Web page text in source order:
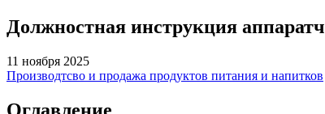
Должностная инструкция
11 ноября 2025
Производтсво и продажа продуктов питания и напитков
Оглавление